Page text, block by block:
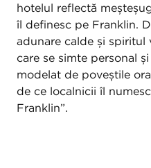
hotelul reflectă
îl definesc pe Franklin.
adunare calde și spiritul
care se simte personal
modelat de poveștile
de ce localnicii îl
Franklin”.